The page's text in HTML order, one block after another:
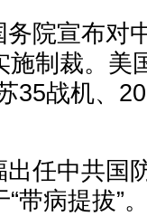
院宣布对
施制裁。美
35战机、
任中共国
带病提拔”